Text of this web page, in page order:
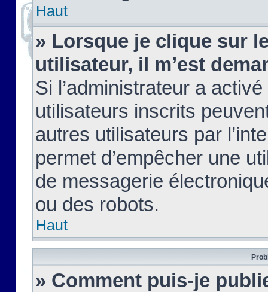
Haut
» Lorsque je clique sur
utilisateur, il m’est
Si l’administrateur a
utilisateurs inscrits
autres utilisateurs par
permet d’empêcher une
de messagerie
ou des robots.
Haut
» Comment puis-je